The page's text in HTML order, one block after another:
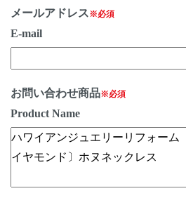
メールアドレス※必須
E-mail
お問い合わせ商品※必須
Product Name